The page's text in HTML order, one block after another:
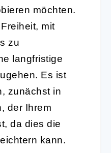
möchten.
mit
zu
langfristige
Es ist
zunächst in
der Ihrem
da dies die
kann.